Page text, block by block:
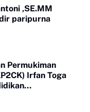
,SE.MM
hadir paripurna
Permukiman
Irfan Toga
II Angkatan 24